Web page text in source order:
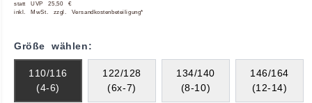
statt UVP 25,50 €
inkl. MwSt. zzgl. Versandkostenbeteiligung*
Größe wählen:
110/116
(4-6)
122/128
(6x-7)
134/140
(8-10)
146/164
(12-14)